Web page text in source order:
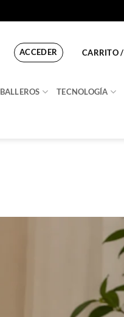
ACCEDER CARRITO /
TECNOLOGÍA